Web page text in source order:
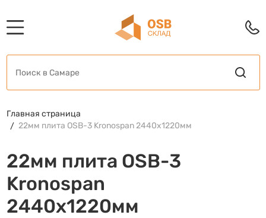
Главная страница
22мм плита OSB-3 Kronospan 2440x1220мм
22мм плита OSB-3
Kronospan
2440x1220мм